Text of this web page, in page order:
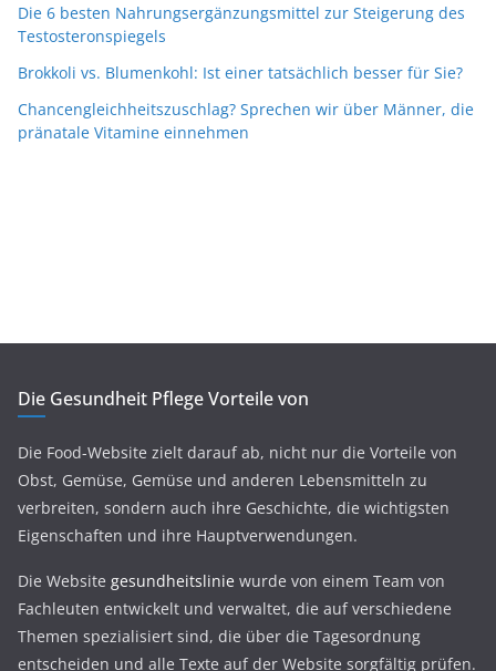
Die 6 besten Nahrungsergänzungsmittel zur Steigerung des
Testosteronspiegels
Brokkoli vs. Blumenkohl: Ist einer tatsächlich besser für Sie?
Chancengleichheitszuschlag? Sprechen wir über Männer, die
pränatale Vitamine einnehmen
Die Gesundheit Pflege Vorteile von
Die Food-Website zielt darauf ab, nicht nur die Vorteile von
Obst, Gemüse, Gemüse und anderen Lebensmitteln zu
verbreiten, sondern auch ihre Geschichte, die wichtigsten
Eigenschaften und ihre Hauptverwendungen.
Die Website gesundheitslinie wurde von einem Team von
Fachleuten entwickelt und verwaltet, die auf verschiedene
Themen spezialisiert sind, die über die Tagesordnung
entscheiden und alle Texte auf der Website sorgfältig prüfen.